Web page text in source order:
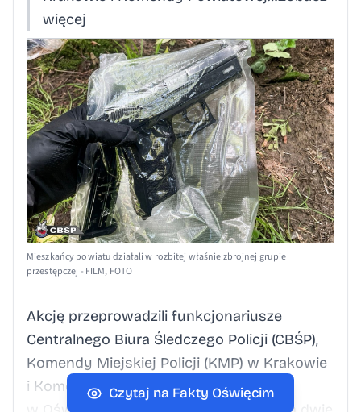
więcej
Mieszkańcy powiatu działali w rozbitej właśnie zbrojnej grupie
przestępczej - FILM, FOTO
Akcję przeprowadzili funkcjonariusze
Centralnego Biura Śledczego Policji (CBŚP),
Komendy Miejskiej Policji (KMP) w Krakowie
i Komendy Powiatowej Policji (KPP)
Czytaj na Fakty Oświęcim